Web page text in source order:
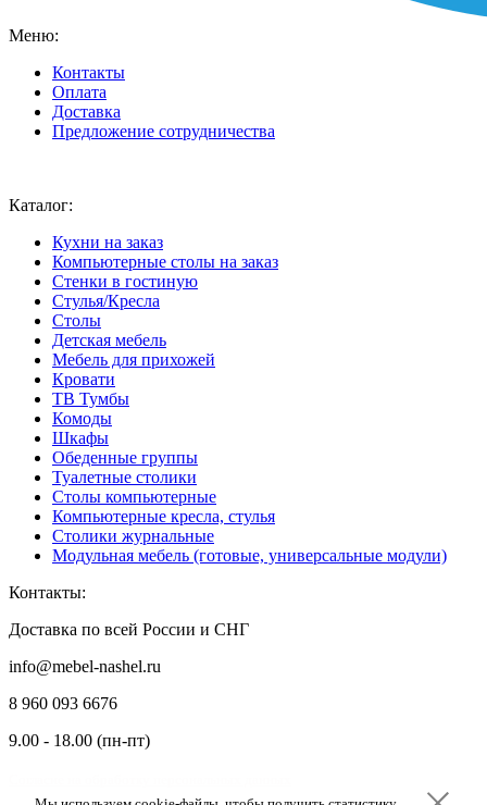
Меню:
Контакты
Оплата
Доставка
Предложение сотрудничества
Каталог:
Кухни на заказ
Компьютерные столы на заказ
Стенки в гостиную
Стулья/Кресла
Столы
Детская мебель
Мебель для прихожей
Кровати
ТВ Тумбы
Комоды
Шкафы
Обеденные группы
Туалетные столики
Столы компьютерные
Компьютерные кресла, стулья
Столики журнальные
Модульная мебель (готовые, универсальные модули)
Контакты:
Доставка по всей России и СНГ
info@mebel-nashel.ru
8 960 093 6676
9.00 - 18.00 (пн-пт)